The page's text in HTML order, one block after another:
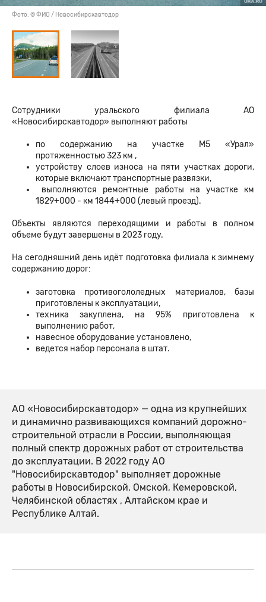
Фото: © ФИО / Новосибирскавтодор
Сотрудники уральского филиала АО
«Новосибирскавтодор» выполняют работы
по содержанию на участке М5 «Урал»
протяженностью 323 км ,
устройству слоев износа на пяти участках дороги,
которые включают транспортные развязки,
выполняются ремонтные работы на участке км
1829+000 - км 1844+000 (левый проезд).
Объекты являются переходящими и работы в полном
объеме будут завершены в 2023 году.
На сегодняшний день идёт подготовка филиала к зимнему
содержанию дорог:
заготовка противогололедных материалов, базы
приготовлены к эксплуатации,
техника закуплена, на 95% приготовлена к
выполнению работ,
навесное оборудование установлено,
ведется набор персонала в штат.
АО «Новосибирскавтодор» — одна из крупнейших
и динамично развивающихся компаний дорожно-
строительной отрасли в России, выполняющая
полный спектр дорожных работ от строительства
до эксплуатации. В 2022 году АО
"Новосибирскавтодор" выполняет дорожные
работы в Новосибирской, Омской, Кемеровской,
Челябинской областях , Алтайском крае и
Республике Алтай.